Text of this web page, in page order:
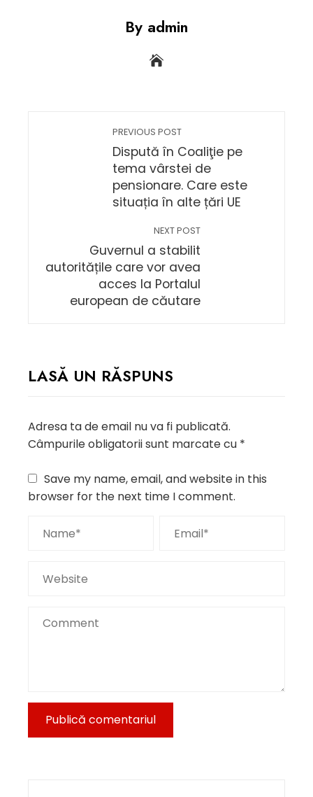
By admin
PREVIOUS POST
Dispută în Coaliţie pe
tema vârstei de
pensionare. Care este
situația în alte țări UE
NEXT POST
Guvernul a stabilit
autoritățile care vor avea
acces la Portalul
european de căutare
LASĂ UN RĂSPUNS
Adresa ta de email nu va fi publicată.
Câmpurile obligatorii sunt marcate cu *
Save my name, email, and website in this
browser for the next time I comment.